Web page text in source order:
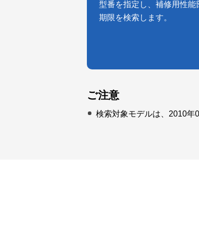
型番を指定し、補修用性能
期限を検索します。
ご注意
検索対象モデルは、2010年